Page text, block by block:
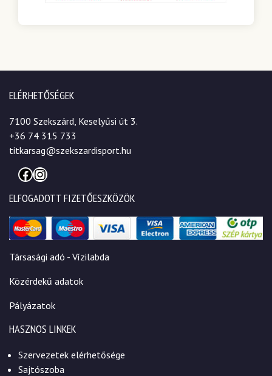
ELÉRHETŐSÉGEK
7100 Szekszárd, Keselyűsi út 3.
+36 74 315 733
titkarsag@szekszardisport.hu
Facebook
Instagram
ELFOGADOTT FIZETŐESZKÖZÖK
Társasági adó - Vízilabda
Közérdekű adatok
Pályázatok
HASZNOS LINKEK
Szervezetek elérhetősége
Sajtószoba